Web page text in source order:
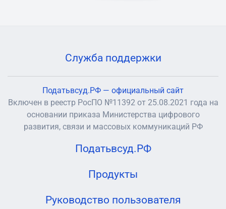
Служба поддержки
Податьвсуд.РФ — официальный сайт
Включен в реестр РосПО №11392 от 25.08.2021 года на
основании приказа Министерства цифрового
развития, связи и массовых коммуникаций РФ
Податьвсуд.РФ
Продукты
Руководство пользователя